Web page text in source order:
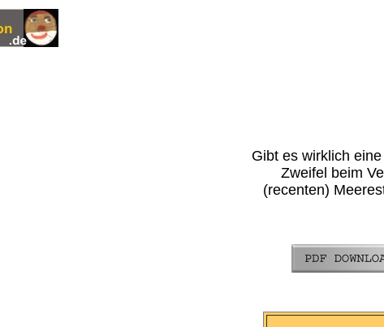
Gibt es wirklich
Zweifel beim
(recenten)